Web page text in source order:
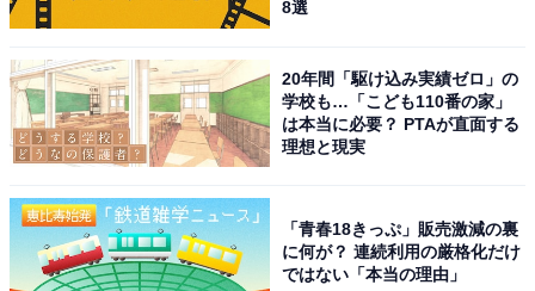
＞8位までの全ランキング結果を見る
【おすすめ記事】
・
群馬県の住みここちランキング！ 3位「北群馬郡吉岡
町」、2位「前橋市」、1位は今年も…
8選
20年間「駆け込み実績ゼロ」の
学校も…「こども110番の家」
は本当に必要？ PTAが直面する
理想と現実
「青春18きっぷ」販売激減の裏
に何が？ 連続利用の厳格化だけ
ではない「本当の理由」